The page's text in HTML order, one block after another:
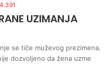
UZIMANJA
se tiče muževog prezimena.
dozvoljeno da žena uzme